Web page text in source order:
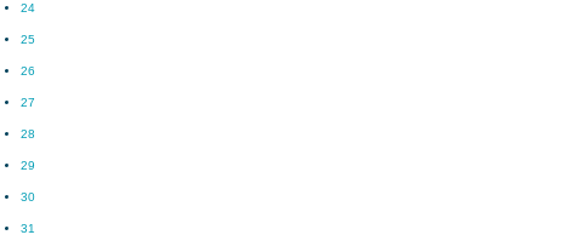
24
25
26
27
28
29
30
31